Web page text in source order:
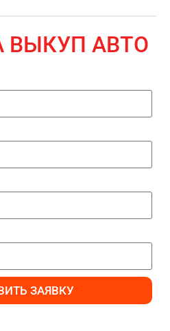
ВЫКУП АВТО
ЗАЯВКУ